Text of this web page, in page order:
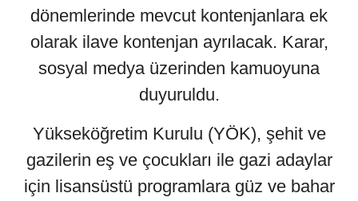
dönemlerinde mevcut kontenjanlara ek
olarak ilave kontenjan ayrılacak. Karar,
sosyal medya üzerinden kamuoyuna
duyuruldu.
Yükseköğretim Kurulu (YÖK), şehit ve
gazilerin eş ve çocukları ile gazi adaylar
için lisansüstü programlara güz ve bahar